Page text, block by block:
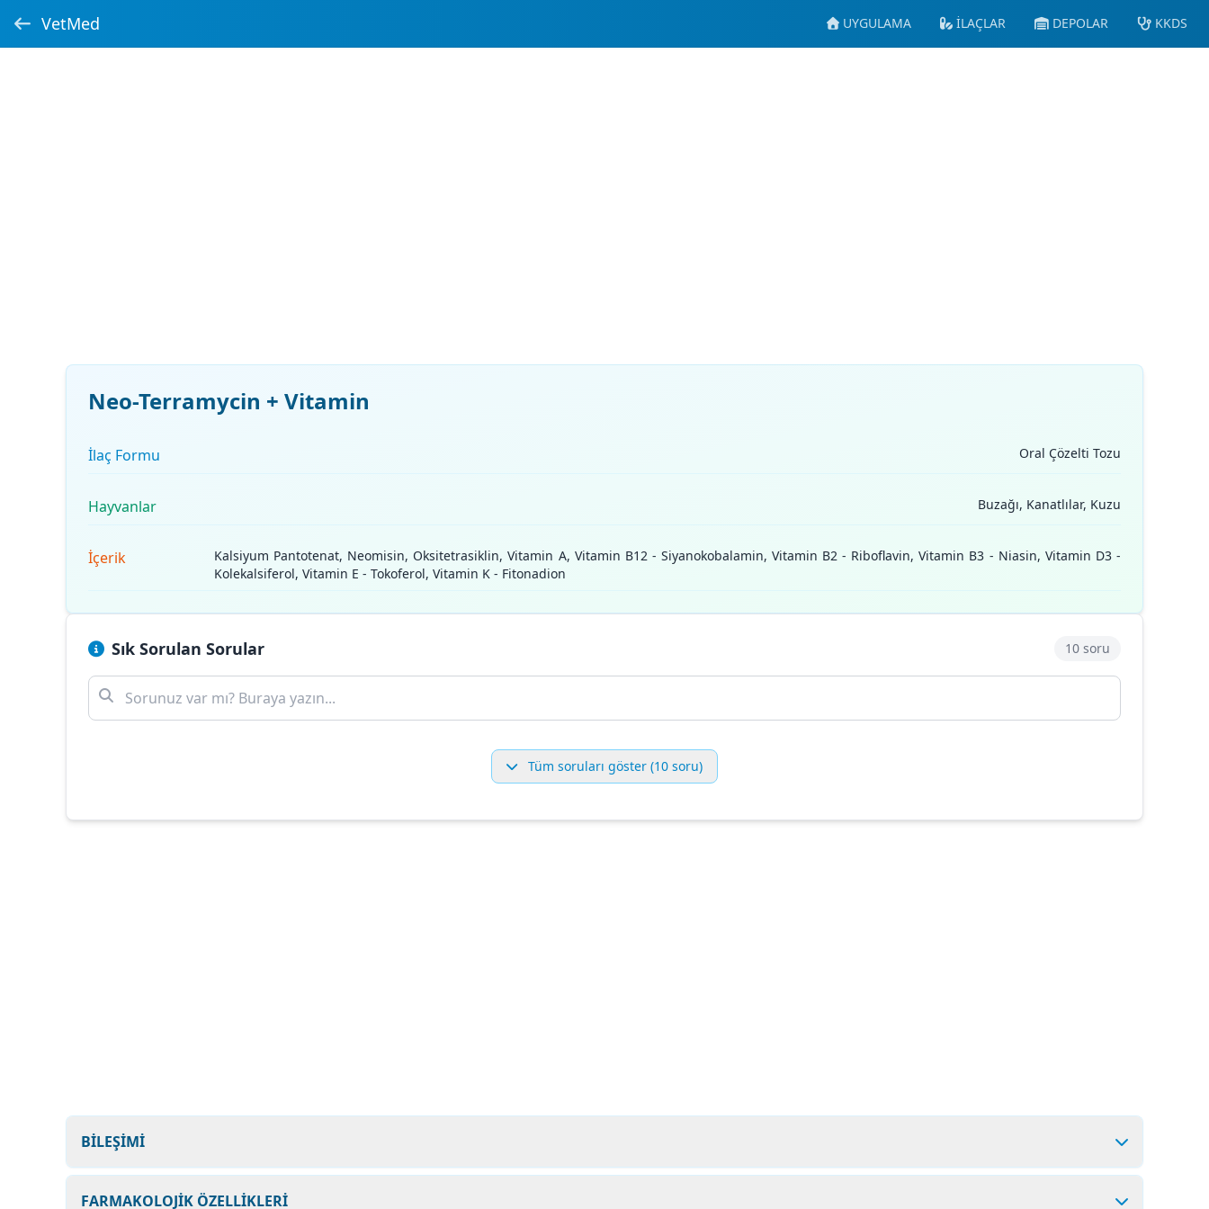
VetMed UYGULAMA İLAÇLAR DEPOLAR KKDS
Neo-Terramycin + Vitamin
İlaç Formu Oral Çözelti Tozu
Hayvanlar Buzağı, Kanatlılar, Kuzu
İçerik
Kalsiyum Pantotenat, Neomisin, Oksitetrasiklin, Vitamin A, Vitamin B12 - Siyanokobalamin, Vitamin B2 - Riboflavin, Vitamin B3 - Niasin, Vitamin D3 -
Kolekalsiferol, Vitamin E - Tokoferol, Vitamin K - Fitonadion
Sık Sorulan Sorular 10 soru
Tüm soruları göster (10 soru)
BİLEŞİMİ
FARMAKOLOJİK ÖZELLİKLERİ